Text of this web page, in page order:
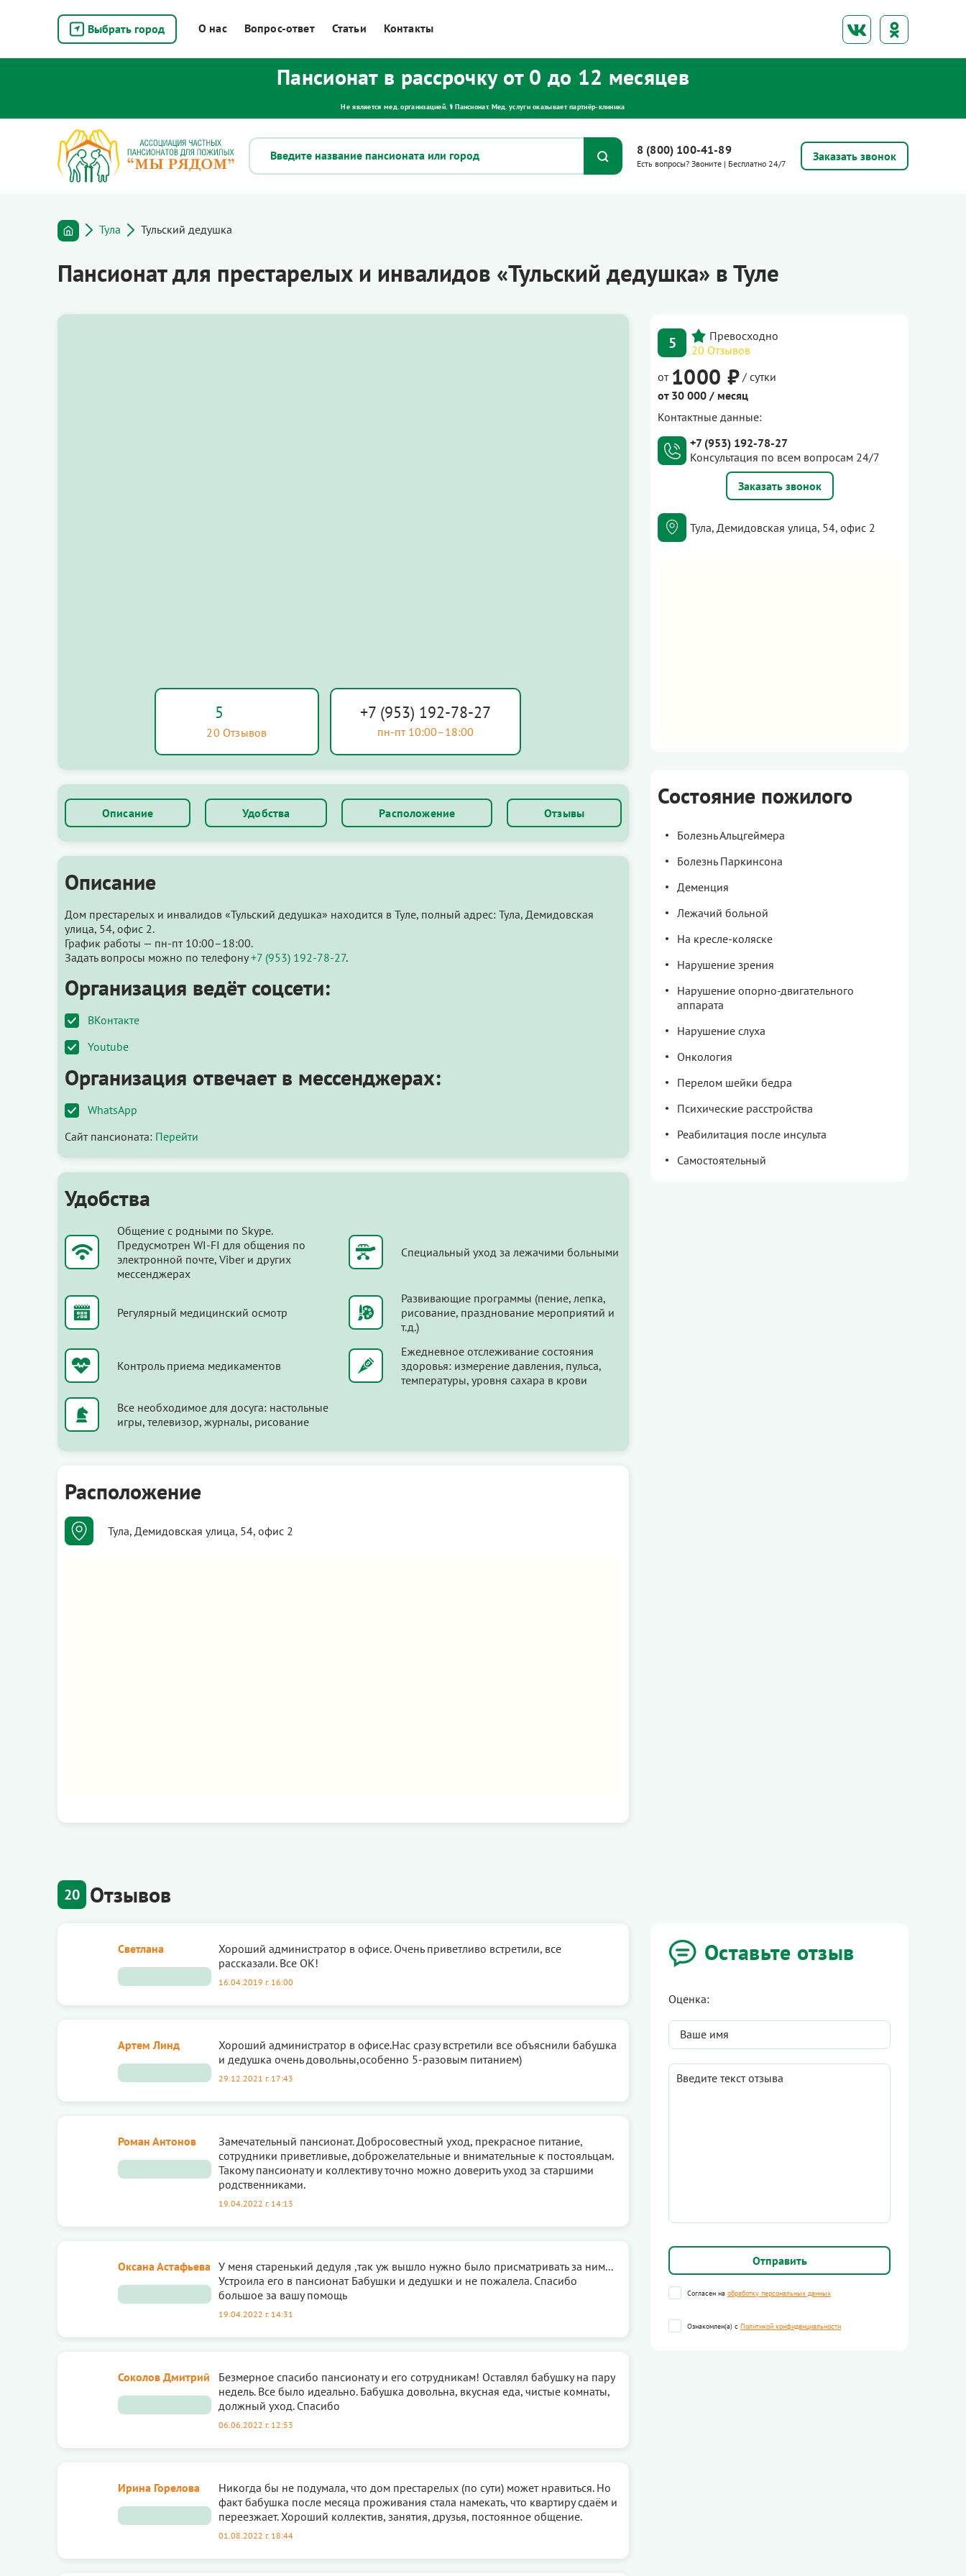
Выбрать город О нас Вопрос-ответ Статьи Контакты
Пансионат в рассрочку от 0 до 12 месяцев
Не является мед. организацией. ⚕ Пансионат. Мед. услуги оказывает партнёр‑клиника
8 (800) 100-41-89
Есть вопросы? Звоните | Бесплатно 24/7
Заказать звонок
Тула Тульский дедушка
Пансионат для престарелых и инвалидов «Тульский дедушка» в Туле
5
20 Отзывов
+7 (953) 192-78-27
пн-пт 10:00–18:00
Описание Удобства Расположение Отзывы
Описание
Дом престарелых и инвалидов «Тульский дедушка» находится в Туле, полный адрес: Тула, Демидовская
улица, 54, офис 2.
График работы — пн-пт 10:00–18:00.
Задать вопросы можно по телефону+7 (953) 192-78-27.
Организация ведёт соцсети:
ВКонтакте
Youtube
Организация отвечает в мессенджерах:
WhatsApp
Сайт пансионата: Перейти
Удобства
Общение с родными по Skype.
Предусмотрен WI-FI для общения по
электронной почте, Viber и других
мессенджерах
Специальный уход за лежачими больными
Регулярный медицинский осмотр
Развивающие программы (пение, лепка,
рисование, празднование мероприятий и
т.д.)
Контроль приема медикаментов
Ежедневное отслеживание состояния
здоровья: измерение давления, пульса,
температуры, уровня сахара в крови
Все необходимое для досуга: настольные
игры, телевизор, журналы, рисование
Расположение
Тула, Демидовская улица, 54, офис 2
5
20 Отзывов
от 1000 ₽/ сутки
от 30 000 / месяц
Контактные данные:
+7 (953) 192-78-27
Консультация по всем вопросам 24/7
Заказать звонок
Тула, Демидовская улица, 54, офис 2
Состояние пожилого
Болезнь Альцгеймера
Болезнь Паркинсона
Деменция
Лежачий больной
На кресле-коляске
Нарушение зрения
Нарушение опорно-двигательного
аппарата
Нарушение слуха
Онкология
Перелом шейки бедра
Психические расстройства
Реабилитация после инсульта
Самостоятельный
20 Отзывов
Оставьте отзыв
Оценка:
Согласен на обработку персональных данных
Ознакомлен(а) с Политикой конфиденциальности
Светлана
Хороший администратор в офисе. Очень приветливо встретили, все
рассказали. Все ОК!
16.04.2019 г. 16:00
Артем Линд
Хороший администратор в офисе.Нас сразу встретили все объяснили бабушка
и дедушка очень довольны,особенно 5-разовым питанием)
29.12.2021 г. 17:43
Роман Антонов
Замечательный пансионат. Добросовестный уход, прекрасное питание,
сотрудники приветливые, доброжелательные и внимательные к постояльцам.
Такому пансионату и коллективу точно можно доверить уход за старшими
родственниками.
19.04.2022 г. 14:13
Оксана Астафьева У меня старенький дедуля ,так уж вышло нужно было присматривать за ним...
Устроила его в пансионат Бабушки и дедушки и не пожалела. Спасибо
большое за вашу помощь
19.04.2022 г. 14:31
Соколов Дмитрий
Безмерное спасибо пансионату и его сотрудникам! Оставлял бабушку на пару
недель. Все было идеально. Бабушка довольна, вкусная еда, чистые комнаты,
должный уход. Спасибо
06.06.2022 г. 12:53
Ирина Горелова
Никогда бы не подумала, что дом престарелых (по сути) может нравиться. Но
факт бабушка после месяца проживания стала намекать, что квартиру сдаём и
переезжает. Хороший коллектив, занятия, друзья, постоянное общение.
01.08.2022 г. 18:44